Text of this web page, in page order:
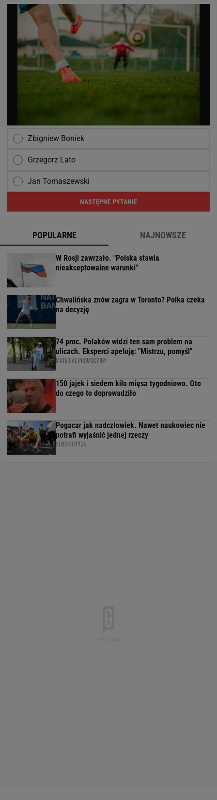
Zbigniew Boniek
Grzegorz Lato
Jan Tomaszewski
NASTĘPNE PYTANIE
POPULARNE NAJNOWSZE
W Rosji zawrzało. "Polska stawia
nieakceptowalne warunki"
Chwalińska znów zagra w Toronto? Polka czeka
na decyzję
74 proc. Polaków widzi ten sam problem na
ulicach. Eksperci apelują: "Mistrzu, pomyśl"
MATERIAŁ PROMOCYJNY
150 jajek i siedem kilo mięsa tygodniowo. Oto
do czego to doprowadziło
Pogacar jak nadczłowiek. Nawet naukowiec nie
potrafi wyjaśnić jednej rzeczy
SUBSKRYPCJA